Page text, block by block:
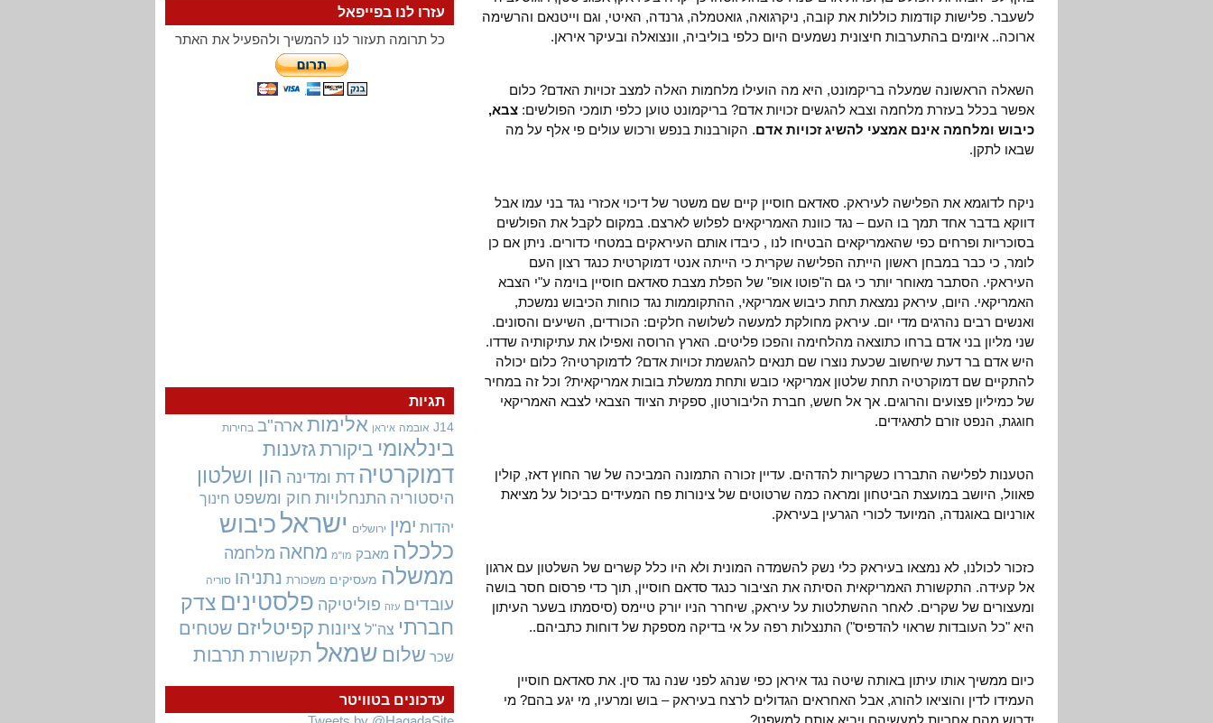
לשעבר. פלישות קודמות כוללות את קובה, ניקרגואה, גואטמלה, גרנדה, האיטי, וגם וייטנאם והרשימה
ארוכה.. איומים בהתערבות חיצונית נשמעים היום כלפי בוליביה, וונצואלה ובעיקר איראן.
השאלה הראשונה שמעלה בריקמונט, היא מה הועילו מלחמות האלה למצב זכויות האדם? כלום
אפשר בכלל בעזרת מלחמה וצבא להגשים זכויות אדם? בריקמונט טוען כלפי תומכי הפולשים: צבא,
כיבוש ומלחמה אינם אמצעי להשיג זכויות אדם. הקורבנות בנפש ורכוש עולים פי אלף על מה
שבאו לתקן.
ניקח לדוגמא את הפלישה לעיראק. סאדאם חוסיין קיים שם משטר של דיכוי אכזרי נגד בני עמו אבל
דווקא בדבר אחד תמך בו העם – נגד כוונת האמריקאים לפלוש לארצם. במקום לקבל את הפולשים
בסוכריות ופרחים כפי שהאמריקאים הבטיחו לנו , כיבדו אותם העיראקים במטחי כדורים. ניתן אם כן
לומר, כי כבר במבחן ראשון הייתה הפלישה שקרית כי הייתה אנטי דמוקרטית כנגד רצון העם
העיראקי. הסתבר מאוחר יותר כי גם ה"פוטו אופ" של הפלת מצבת סאדאם חוסיין בוימה ע"י הצבא
האמריקאי. היום, עיראק נמצאת תחת כיבוש אמריקאי, ההתקוממות נגד כוחות הכיבוש נמשכת,
ואנשים רבים נהרגים מדי יום. עיראק מחולקת למעשה לשלושה חלקים: הכורדים, השיעים והסונים.
שני מליון בני אדם ברחו כתוצאה מהלחימה והפכו פליטים. הארץ הרוסה ואפילו את עתיקותיה שדדו.
היש אדם בר דעת שיחשוב שכעת נוצרו שם תנאים להגשמת זכויות אדם? לדמוקרטיה? כלום יכולה
להתקיים שם דמוקרטיה תחת שלטון אמריקאי כובש ותחת ממשלת בובות אמריקאית? וכל זה במחיר
של כמיליון פצועים והרוגים. אך אל חשש, חברת הליבורטון, ספקית הציוד הצבאי לצבא האמריקאי
חוגגת, הנפט זורם לתאגידים.
הטענות לפלישה התבררו כשקריות להדהים. עדיין זכורה התמונה המביכה של שר החוץ דאז, קולין
פאוול, היושב במועצת הביטחון ומראה כמה שרטוטים של צינורות פח המעידים כביכול על מציאת
אורניום באוגנדה, המיועד לכורי הגרעין בעיראק.
כזכור לכולנו, לא נמצאו בעיראק כלי נשק להשמדה המונית ולא היו כלל קשרים של השלטון עם ארגון
אל קעידה. התקשורת האמריקאית הסיתה את הציבור כנגד סדאם חוסיין, תוך כדי פרסום חסר בושה
ומעצורים של שקרים. לאחר ההשתלטות על עיראק, שיחרר הניו יורק טיימס (סיסמתו בשער העיתון
היא "כל העובדות שראוי להדפיס") התנצלות רפה על אי בדיקה מספקת של דוחות כתביהם..
כיום ממשיך אותו עיתון באותה שיטה נגד איראן כפי שנהג לפני שנה נגד סין. את סאדאם חוסיין
העמידו לדין והוציאו להורג, אבל האחראים הגדולים לרצח בעיראק – בוש ומרעיו, מי יגע בהם? מי
ידרוש מהם אחריות למעשיהם ויביא אותם למשפט?
עזרו לנו בפייפאל
כל תרומה תעזור לנו להמשיך ולהפעיל את האתר
עדכונים בטוויטר
תגיות
J14 אובמה איראן אלימות ארה"ב בחירות
בינלאומי ביקורתגזענות
דמוקרטיה דת ומדינה הון ושלטון
היסטוריה התנחלויות חוק ומשפט חינוך
יהדות ימין ירושלים ישראל כיבוש
כלכלה מאבק מו"מ מחאה מלחמה
ממשלה מעסיקים משכורת נתניהו סוריה
עובדים עזה פוליטיקה פלסטינים צדק
חברתי צה"ל ציונות קפיטליזם שטחים
שכר שלום שמאל תקשורת תרבות